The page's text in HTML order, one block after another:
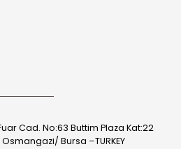
Cad. No:63 Buttim Plaza Kat:22
Bursa –TURKEY